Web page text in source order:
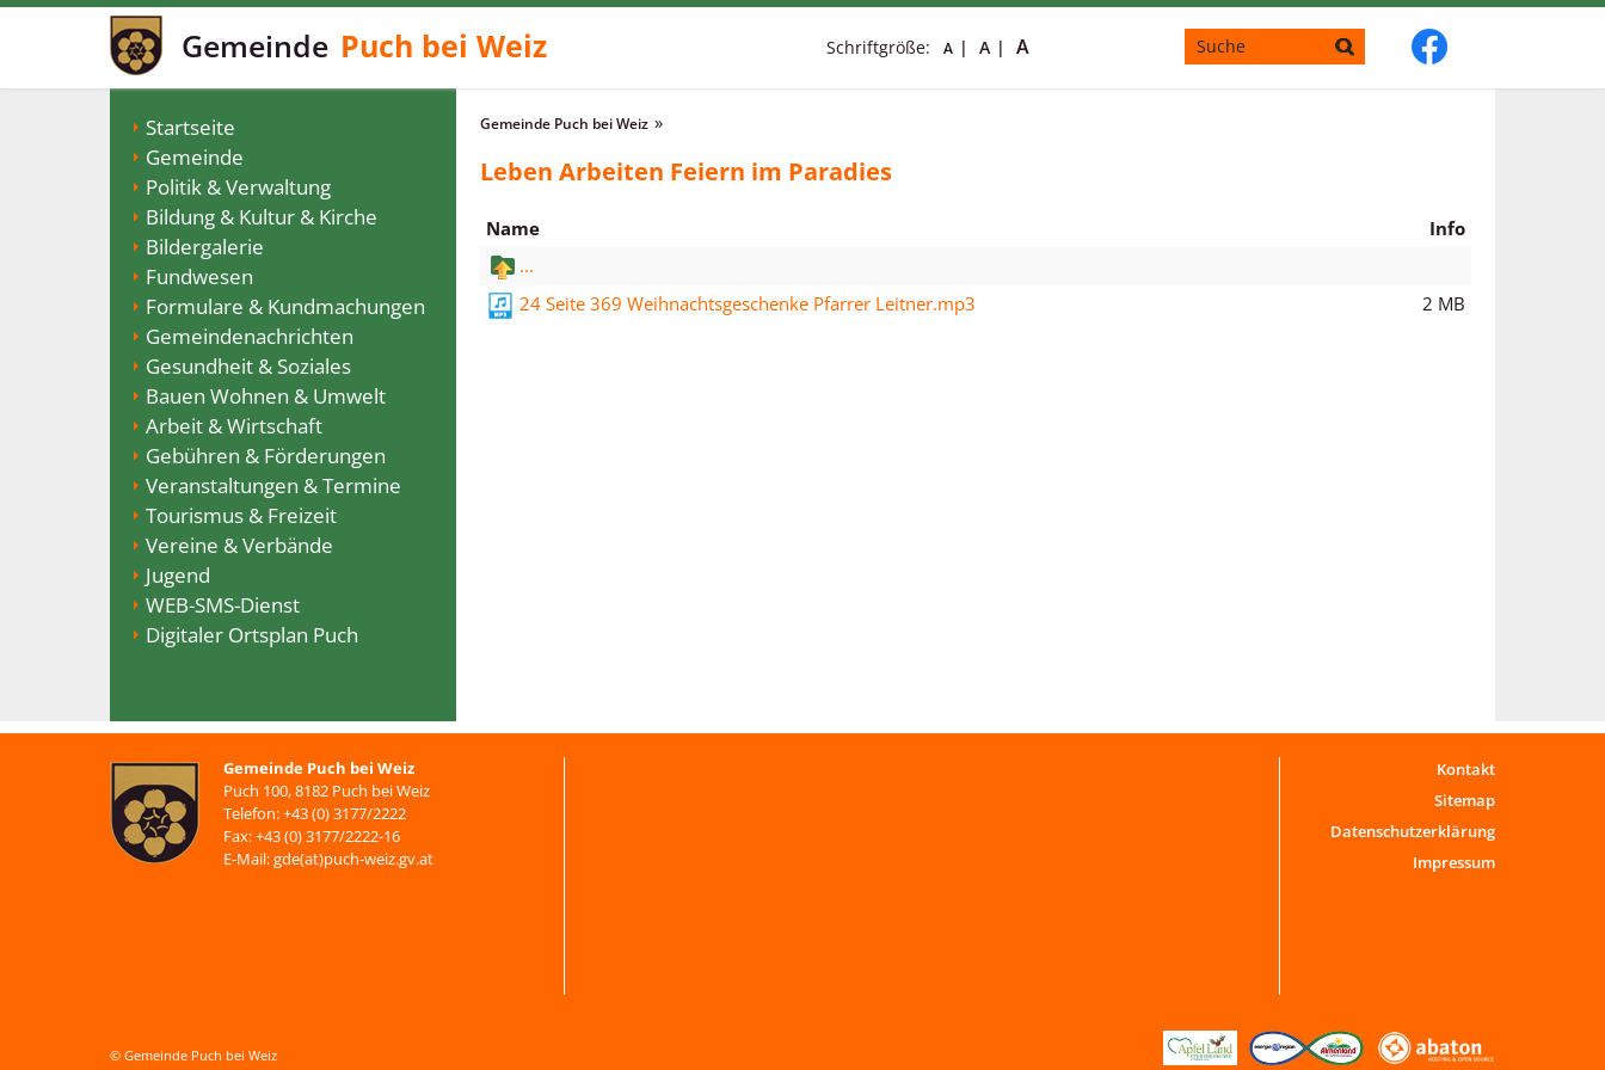
Gemeinde Puch bei Weiz Schriftgröße: A A A
Startseite
Gemeinde
Politik & Verwaltung
Bildung & Kultur & Kirche
Bildergalerie
Fundwesen
Formulare & Kundmachungen
Gemeindenachrichten
Gesundheit & Soziales
Bauen Wohnen & Umwelt
Arbeit & Wirtschaft
Gebühren & Förderungen
Veranstaltungen & Termine
Tourismus & Freizeit
Vereine & Verbände
Jugend
WEB-SMS-Dienst
Digitaler Ortsplan Puch
Gemeinde Puch bei Weiz
Leben Arbeiten Feiern im Paradies
Name
Info
...
24 Seite 369 Weihnachtsgeschenke Pfarrer Leitner.mp3
2 MB
Gemeinde Puch bei Weiz
Puch 100, 8182 Puch bei Weiz
Telefon: +43 (0) 3177/2222
Fax: +43 (0) 3177/2222-16
E-Mail: gde(at)puch-weiz.gv.at
Kontakt
Sitemap
Datenschutzerklärung
Impressum
© Gemeinde Puch bei Weiz